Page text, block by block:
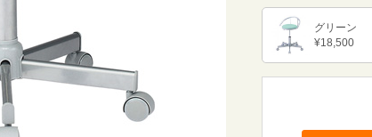
グリーン
¥18,500